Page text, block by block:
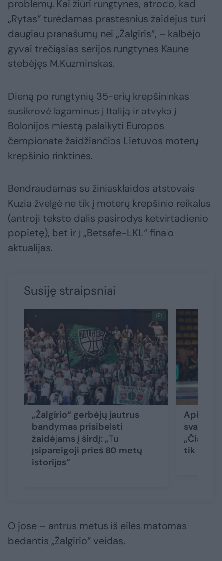
problemų. Kai žiūri rungtynes, atrodo, kad
„Rytas“ turėdamas prastesnius žaidėjus turi
daugiau pranašumų nei „Žalgiris“, – kalbėjo
gyvai trečiąsias serijos rungtynes Kaune
stebėjęs M.Kuzminskas.
Dieną po rungtynių 35-erių krepšininkas
susikrovė lagaminus į Italiją ir atvyko į
Bolonijos miestą palaikyti Europos
čempionate žaidžiančios Lietuvos moterų
krepšinio rinktinės.
Bendraudamas su žiniasklaidos atstovais
Kuzia žvelgė ne tik į moterų krepšinio reikalus
(antroji teksto dalis pasirodys ketvirtadienio
popietę), bet ir į „Betsafe-LKL“ finalo
aktualijas.
Susiję straipsniai
„Žalgirio“ gerbėjų jautrus
bandymas prisibelsti
žaidėjams į širdį: „Tu
įsipareigoji prieš 80 metų
istorijos“
Apie
„Čia tik
tik
O jose – antrus metus iš eilės matomas
bedantis „Žalgirio“ veidas.